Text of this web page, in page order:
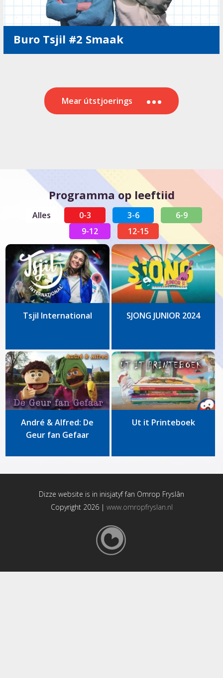
Buro Tsjil #2 Smaak
Mear útstjoerings
Programma op leeftiid
Alles 0-3 3-6
6-9
9-12
12-15
Tsjil International SJONG JUNIOR 2024
André & Alfred: De
Geur fan Gefaar
Ut it Printeboek
Dizze website is in inisjatyf fan Omrop Fryslân
Copyright 2026 | www.omropfryslan.nl